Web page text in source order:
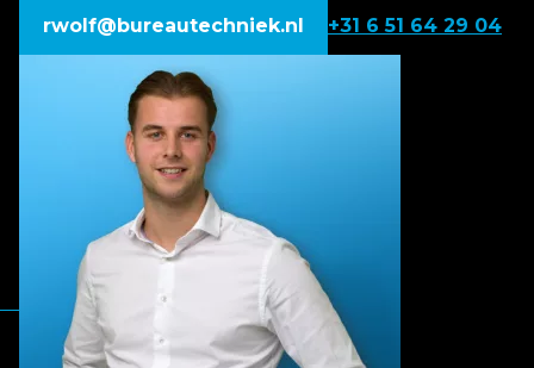
rwolf@bureautechniek.nl +31 6 51 64 29 04